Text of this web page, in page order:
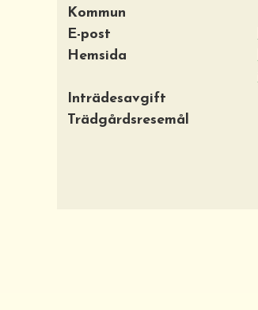
Kommun
E-post
Hemsida
Inträdesavgift
Trädgårdsresemål